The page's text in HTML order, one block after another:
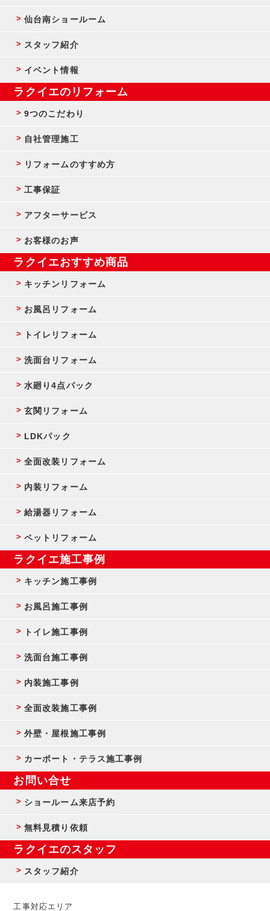
仙台南ショールーム
スタッフ紹介
イベント情報
ラクイエのリフォーム
9つのこだわり
自社管理施工
リフォームのすすめ方
工事保証
アフターサービス
お客様のお声
ラクイエおすすめ商品
キッチンリフォーム
お風呂リフォーム
トイレリフォーム
洗面台リフォーム
水廻り4点パック
玄関リフォーム
LDKパック
全面改装リフォーム
内装リフォーム
給湯器リフォーム
ペットリフォーム
ラクイエ施工事例
キッチン施工事例
お風呂施工事例
トイレ施工事例
洗面台施工事例
内装施工事例
全面改装施工事例
外壁・屋根施工事例
カーポート・テラス施工事例
お問い合せ
ショールーム来店予約
無料見積り依頼
ラクイエのスタッフ
スタッフ紹介
工事対応エリア